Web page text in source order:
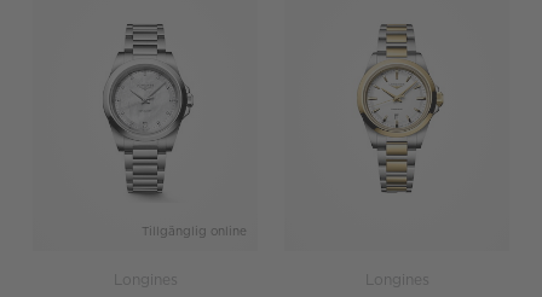
Tillgänglig online
Longines Longines